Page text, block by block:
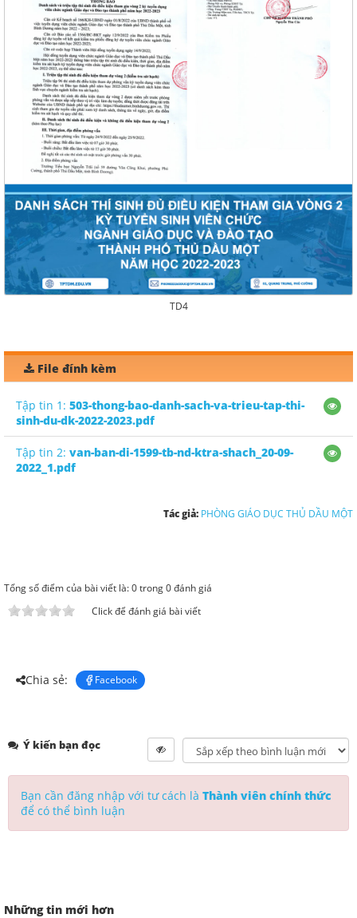
TD4
File đính kèm
Tập tin 1: 503-thong-bao-danh-sach-va-trieu-tap-thi-
sinh-du-dk-2022-2023.pdf
Tập tin 2: van-ban-di-1599-tb-nd-ktra-shach_20-09-
2022_1.pdf
Tác giả: PHÒNG GIÁO DỤC THỦ DẦU MỘT
Tổng số điểm của bài viết là: 0 trong 0 đánh giá
Click để đánh giá bài viết
Chia sẻ: Facebook
Ý kiến bạn đọc
Bạn cần đăng nhập với tư cách là Thành viên chính thức
để có thể bình luận
Những tin mới hơn